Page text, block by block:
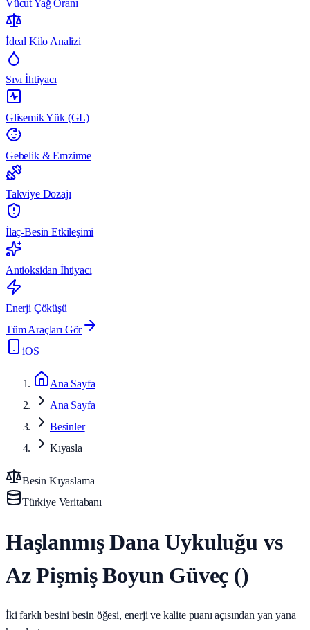
Vücut Yağ Oranı
İdeal Kilo Analizi
Sıvı İhtiyacı
Glisemik Yük (GL)
Gebelik & Emzirme
Takviye Dozajı
İlaç-Besin Etkileşimi
Antioksidan İhtiyacı
Enerji Çöküşü
Tüm Araçları Gör
iOS
Ana Sayfa
Ana Sayfa
Besinler
Kıyasla
Besin Kıyaslama
Türkiye Veritabanı
Haşlanmış Dana Uykuluğu vs
Az Pişmiş Boyun Güveç ()
İki farklı besini besin öğesi, enerji ve kalite puanı açısından yan yana